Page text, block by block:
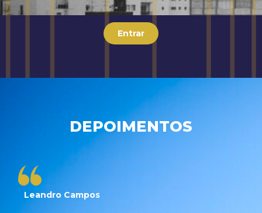
Entrar
DEPOIMENTOS
Leandro Campos